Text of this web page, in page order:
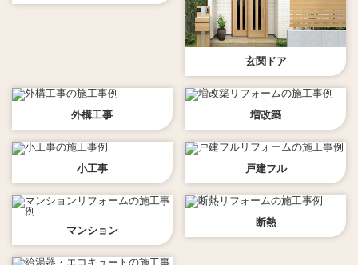
玄関ドア
外構工事 増改築
小工事 戸建フル
マンション
断熱